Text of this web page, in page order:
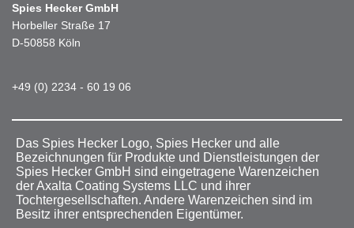
Spies Hecker GmbH
Horbeller Straße 17
D-50858 Köln
+49 (0) 2234 - 60 19 06
Das Spies Hecker Logo, Spies Hecker und alle
Bezeichnungen für Produkte und Dienstleistungen der
Spies Hecker GmbH sind eingetragene Warenzeichen
der Axalta Coating Systems LLC und ihrer
Tochtergesellschaften. Andere Warenzeichen sind im
Besitz ihrer entsprechenden Eigentümer.